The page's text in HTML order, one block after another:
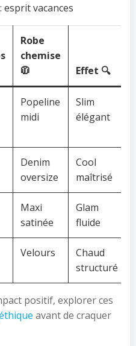
esprit vacances
Robe
chemise
🧥
Effet 🔍
Popeline
midi
Slim
élégant
Denim
oversize
Cool
maîtrisé
Maxi
satinée
Glam
fluide
Velours
Chaud
structuré
positif, explorer ces
avant de craquer